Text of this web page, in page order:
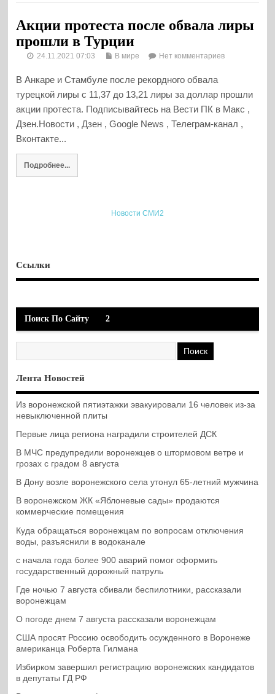
Акции протеста после обвала лиры
прошли в Турции
24.11.2021 07:03 В мире Нет комментариев
В Анкаре и Стамбуле после рекордного обвала
турецкой лиры с 11,37 до 13,21 лиры за доллар прошли
акции протеста. Подписывайтесь на Вести ПК в Макс ,
Дзен.Новости , Дзен , Google News , Телеграм-канал ,
Вконтакте...
Подробнее...
Новости СМИ2
Ссылки
Поиск По Сайту 2
Лента Новостей
Из воронежской пятиэтажки эвакуировали 16 человек из-за
невыключенной плиты
Первые лица региона наградили строителей ДСК
В МЧС предупредили воронежцев о штормовом ветре и
грозах с градом 8 августа
В Дону возле воронежского села утонул 65-летний мужчина
В воронежском ЖК «Яблоневые сады» продаются
коммерческие помещения
Куда обращаться воронежцам по вопросам отключения
воды, разъяснили в водоканале
с начала года более 900 аварий помог оформить
государственный дорожный патруль
Где ночью 7 августа сбивали беспилотники, рассказали
воронежцам
О погоде днем 7 августа рассказали воронежцам
США просят Россию освободить осужденного в Воронеже
американца Роберта Гилмана
Избирком завершил регистрацию воронежских кандидатов
в депутаты ГД РФ